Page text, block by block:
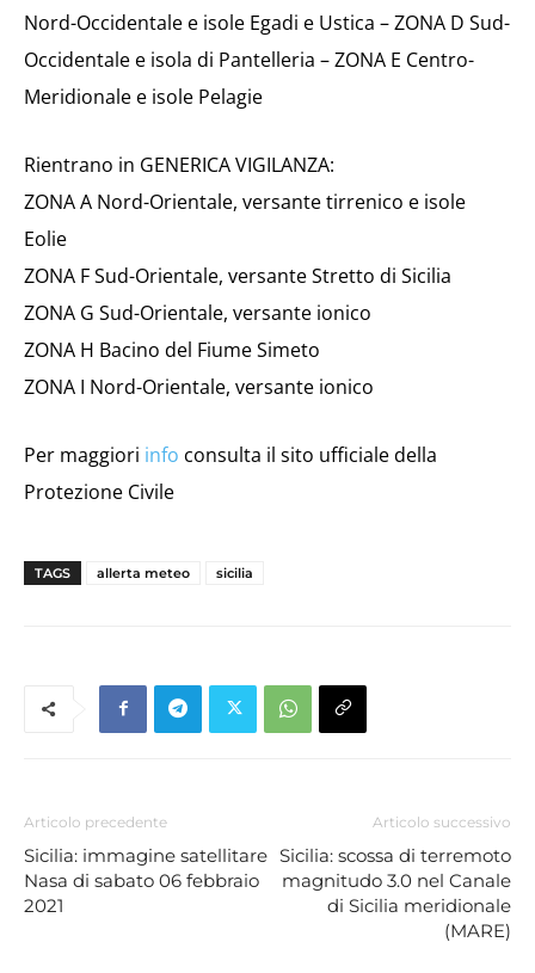
Nord-Occidentale e isole Egadi e Ustica – ZONA D Sud-
Occidentale e isola di Pantelleria – ZONA E Centro-
Meridionale e isole Pelagie
Rientrano in GENERICA VIGILANZA:
ZONA A Nord-Orientale, versante tirrenico e isole
Eolie
ZONA F Sud-Orientale, versante Stretto di Sicilia
ZONA G Sud-Orientale, versante ionico
ZONA H Bacino del Fiume Simeto
ZONA I Nord-Orientale, versante ionico
Per maggiori info consulta il sito ufficiale della
Protezione Civile
TAGS allerta meteo sicilia
Articolo precedente
Sicilia: immagine satellitare
Nasa di sabato 06 febbraio
2021
Articolo successivo
Sicilia: scossa di terremoto
magnitudo 3.0 nel Canale
di Sicilia meridionale
(MARE)